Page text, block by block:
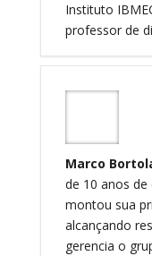
Instituto
professor de
Marco
de 10 anos de
montou sua
alcançando
gerencia o